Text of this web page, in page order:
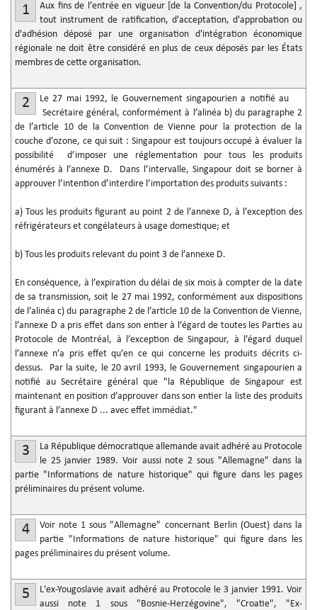
1
Aux fins de l’entrée en vigueur [de la Convention/du Protocole] ,
tout instrument de ratification, d'acceptation, d'approbation ou
d'adhésion déposé par une organisation d'intégration économique
régionale ne doit être considéré en plus de ceux déposés par les États
membres de cette organisation.
2
Le 27 mai 1992, le Gouvernement singapourien a notifié au
Secrétaire général, conformément à l’alinéa b) du paragraphe 2
de l’article 10 de la Convention de Vienne pour la protection de la
couche d’ozone, ce qui suit : Singapour est toujours occupé à évaluer la
possibilité d’imposer une réglementation pour tous les produits
énumérés à l’annexe D. Dans l’intervalle, Singapour doit se borner à
approuver l’intention d’interdire l’importation des produits suivants :
a) Tous les produits figurant au point 2 de l’annexe D, à l’exception des
réfrigérateurs et congélateurs à usage domestique; et
b) Tous les produits relevant du point 3 de l’annexe D.
En conséquence, à l’expiration du délai de six mois à compter de la date
de sa transmission, soit le 27 mai 1992, conformément aux dispositions
de l’alinéa c) du paragraphe 2 de l’article 10 de la Convention de Vienne,
l’annexe D a pris effet dans son entier à l’égard de toutes les Parties au
Protocole de Montréal, à l’exception de Singapour, à l’égard duquel
l’annexe n’a pris effet qu’en ce qui concerne les produits décrits ci-
dessus. Par la suite, le 20 avril 1993, le Gouvernement singapourien a
notifié au Secrétaire général que "la République de Singapour est
maintenant en position d’approuver dans son entier la liste des produits
figurant à l’annexe D ... avec effet immédiat."
3
La République démocratique allemande avait adhéré au Protocole
le 25 janvier 1989. Voir aussi note 2 sous "Allemagne" dans la
partie "Informations de nature historique" qui figure dans les pages
préliminaires du présent volume.
4
Voir note 1 sous "Allemagne" concernant Berlin (Ouest) dans la
partie "Informations de nature historique" qui figure dans les
pages préliminaires du présent volume.
5
L'ex-Yougoslavie avait adhéré au Protocole le 3 janvier 1991. Voir
aussi note 1 sous "Bosnie-Herzégovine", "Croatie", "Ex-